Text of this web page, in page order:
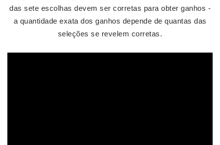
das sete escolhas devem ser corretas para obter ganhos -
a quantidade exata dos ganhos depende de quantas das
seleções se revelem corretas.